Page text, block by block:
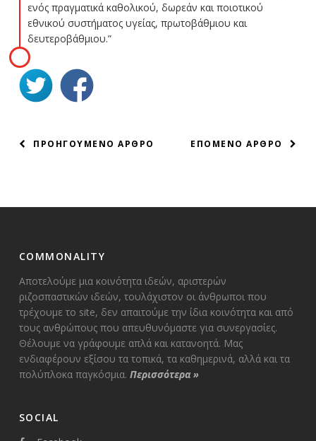
ενός πραγματικά καθολικού, δωρεάν και ποιοτικού
εθνικού συστήματος υγείας, πρωτοβάθμιου και
δευτεροβάθμιου.”
ΠΛΟΗΓΗΣΗ
ΕΠΟΜΕΝΟ ΑΡΘΡΟ
ΠΡΟΗΓΟΥΜΕΝΟ ΑΡΘΡΟ
COMMONALITY
Αποτελούμε μια κοινότητα ιδεών, αριστερών
ριζοσπαστικών ιδεών, τουλάχιστον οι άνθρωποι που
τρέχουμε το site, δεν απαιτούμε την ίδια κοινότητα και από
τους ανθρώπους που απευθυνόμαστε για συνεργασίες.
Θέλουμε να γράφουμε απλά και κατανοητά. Μας
ενδιαφέρουν εξίσου τα τοπικά, τα καθημερινά, αλλά και τα
πολύπλοκα παγκόσμια. Περισσότερα»
SOCIAL